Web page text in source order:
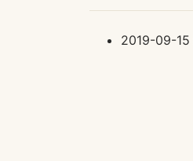
2019-09-15